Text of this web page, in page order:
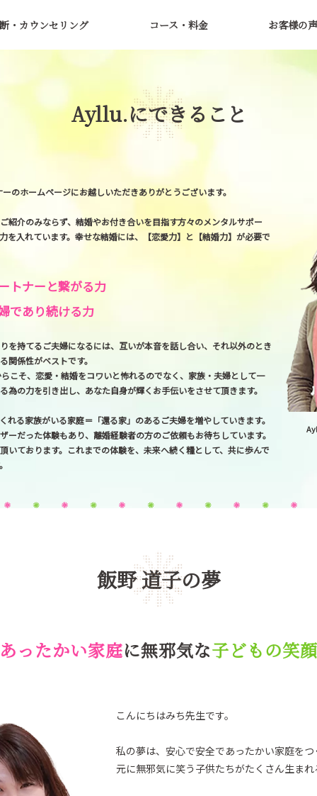
・カウンセリング コース・料金 お客様の声
Ayllu.にできること
のホームページにお越しいただきありがとうございます。
紹介のみならず、結婚やお付き合いを目指す方々のメンタルサポー
を入れています。幸せな結婚には、【恋愛力】と【結婚力】が必要で
トナーと繋がる力
であり続ける力
を持てるご夫婦になるには、互いが本音を話し合い、それ以外のとき
関係性がベストです。
こそ、恋愛・結婚をコワいと怖れるのでなく、家族・夫婦として一
為の力を引き出し、あなた自身が輝くお手伝いをさせて頂きます。
れる家族がいる家庭＝「還る家」のあるご夫婦を増やしていきます。
ーだった体験もあり、離婚経験者の方のご依頼もお待ちしています。
いております。これまでの体験を、未来へ続く糧として、共に歩んで
飯野 道子の夢
あったかい家庭に無邪気な子どもの笑顔
こんにちはみち先生です。
私の夢は、安心で安全であったかい家庭を
元に無邪気に笑う子供たちがたくさん生まれ